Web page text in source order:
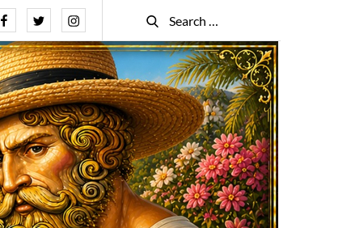
FacebookTwitterInstagram
Search
for:
Search